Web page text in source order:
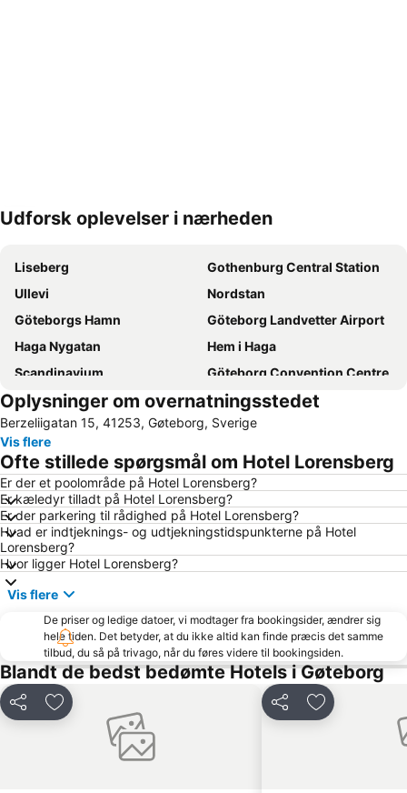
Udvid kort
Udforsk oplevelser i nærheden
Liseberg
Gothenburg Central Station
Ullevi
Nordstan
Göteborgs Hamn
Göteborg Landvetter Airport
Haga Nygatan
Hem i Haga
Scandinavium
Göteborg Convention Centre
Haga Julmarknad
Göteborgs Spårvägar
Avenyn
Göteborgsoperan
Swedish Exhibition & Congress Centre
Maritiman
Slottsskogen
Nils Ericson Terminalen
Bohus fästning
Götaplatsen
Gamla Ullevi
Trädgårdsföreningen
Kungsparken
Universeum
Göteborgs Stadsmusem
Hagabadet
Göteborg Horse Show - Eurohorse
Gothenburg Court House
Lindholmen
Nya Älvsborg
Göteborgs stadsteater
Oplysninger om overnatningsstedet
Berzeliigatan 15, 41253, Gøteborg, Sverige
Vis flere
Ofte stillede spørgsmål om Hotel Lorensberg
Er der et poolområde på Hotel Lorensberg?
Er kæledyr tilladt på Hotel Lorensberg?
Er der parkering til rådighed på Hotel Lorensberg?
Hvad er indtjeknings- og udtjekningstidspunkterne på Hotel
Lorensberg?
Hvor ligger Hotel Lorensberg?
Vis flere
De priser og ledige datoer, vi modtager fra bookingsider, ændrer sig
hele tiden. Det betyder, at du ikke altid kan finde præcis det samme
tilbud, du så på trivago, når du føres videre til bookingsiden.
Blandt de bedst bedømte Hotels i Gøteborg
Del Føj til favoritter Del Føj til